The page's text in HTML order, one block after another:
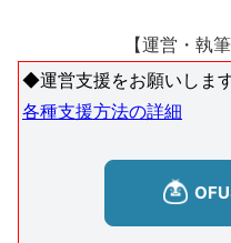
【運営・執
◆運営支援をお願いしま
各種支援方法の詳細